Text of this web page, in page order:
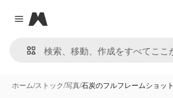
Close menu
Magnific
ホーム/ストック/写真/石炭のフルフレームショット